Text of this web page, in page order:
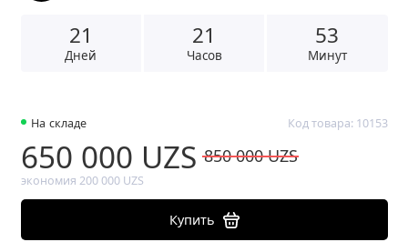
21
Дней
21
Часов
53
Минут
На складе Код товара: 10153
650 000 UZS 850 000 UZS
экономия 200 000 UZS
Купить